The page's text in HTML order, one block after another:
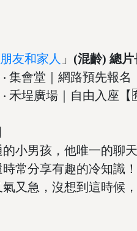
友和家人 」 (混齡) 總片
集會堂｜網路預先報名
禾埕廣場｜自由入座【
小男孩，他唯一的聊
常分享有趣的冷知識
氣又急，沒想到這時